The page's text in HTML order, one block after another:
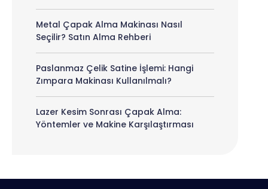
Metal Çapak Alma Makinası Nasıl
Seçilir? Satın Alma Rehberi
Paslanmaz Çelik Satine İşlemi: Hangi
Zımpara Makinası Kullanılmalı?
Lazer Kesim Sonrası Çapak Alma:
Yöntemler ve Makine Karşılaştırması